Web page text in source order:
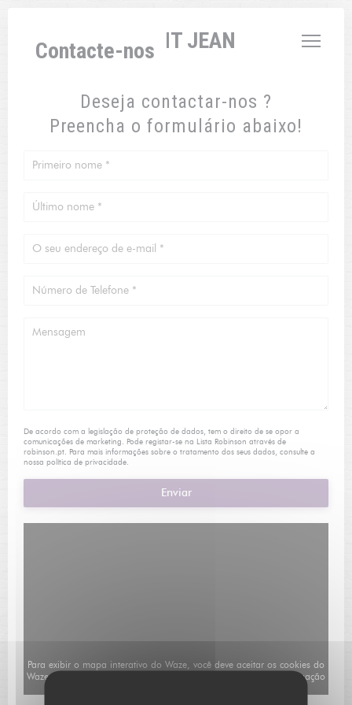
L'AUBERGE SAINT JEAN
Contacte-nos
Deseja contactar-nos ?
Preencha o formulário abaixo!
De acordo com a legislação de proteção de dados, tem o direito de se opor a
comunicações de marketing. Pode registar-se na Lista Robinson através de
robinson.pt. Para mais informações sobre o tratamento dos seus dados, consulte a
nossa política de privacidade.
Para exibir o mapa interativo do Waze, você deve aceitar os cookies do
Waze Map (Google). Esses cookies podem coletar dados de navegação